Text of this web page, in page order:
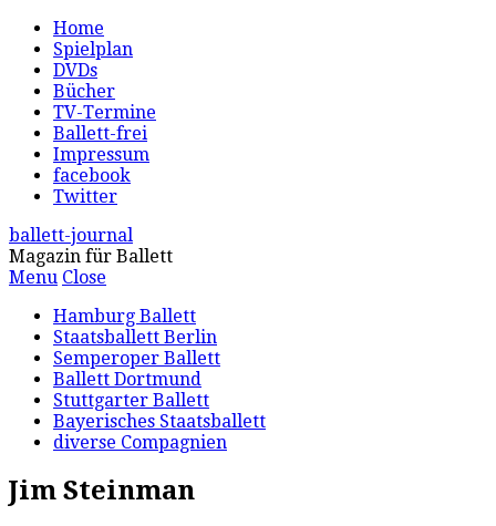
Home
Spielplan
DVDs
Bücher
TV-Termine
Ballett-frei
Impressum
facebook
Twitter
ballett-journal
Magazin für Ballett
Menu Close
Hamburg Ballett
Staatsballett Berlin
Semperoper Ballett
Ballett Dortmund
Stuttgarter Ballett
Bayerisches Staatsballett
diverse Compagnien
Jim Steinman